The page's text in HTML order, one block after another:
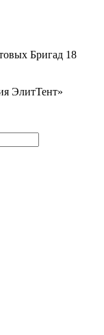
Бригад 18
ЭлитТент»